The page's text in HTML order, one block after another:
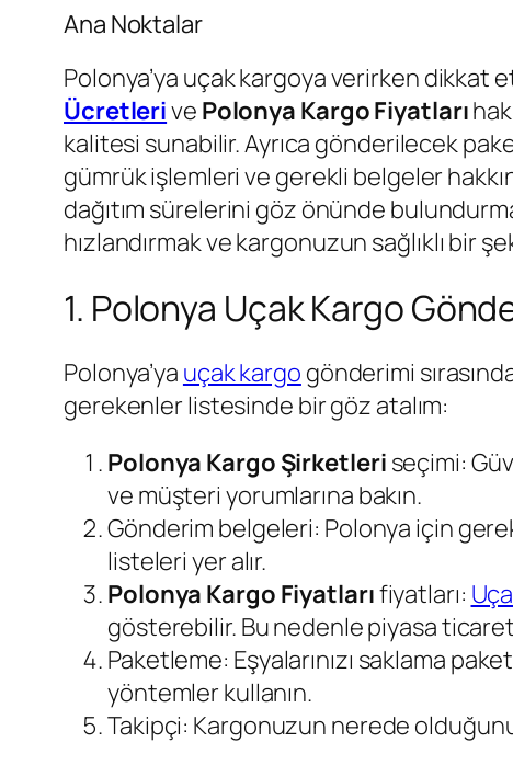
Ana Noktalar
Polonya’ya uçak kargoya verirken
Ücretlerive Polonya Kargo Fiyatları
kalitesi sunabilir. Ayrıca gönderilecek
gümrük işlemleri ve gerekli belgeler
dağıtım sürelerini göz önünde
hızlandırmak ve kargonuzun sağlıklı bir
1. Polonya Uçak Kargo
Polonya’ya uçak kargo gönderimi
gerekenler listesinde bir göz atalım:
Polonya Kargo Şirketleri seçimi:
ve müşteri yorumlarına bakın.
Gönderim belgeleri: Polonya için
listeleri yer alır.
Polonya Kargo Fiyatlarıfiyatları:
gösterebilir. Bu nedenle piyasa
Paketleme: Eşyalarınızı saklama
yöntemler kullanın.
Takipçi: Kargonuzun nerede